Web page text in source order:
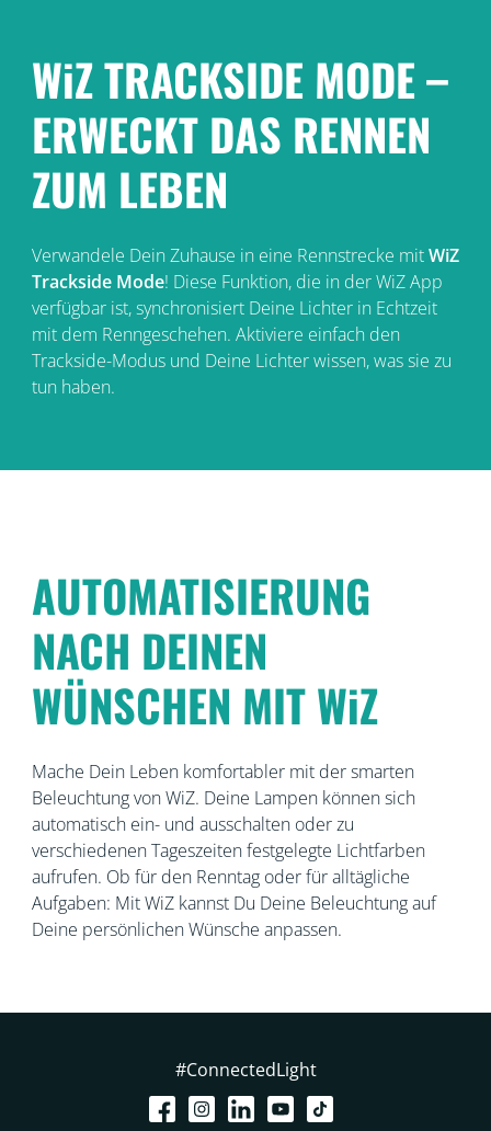
WiZ TRACKSIDE MODE –
ERWECKT DAS RENNEN
ZUM LEBEN
Verwandele Dein Zuhause in eine Rennstrecke mitWiZ
Trackside Mode! Diese Funktion, die in der WiZ App
verfügbar ist, synchronisiert Deine Lichter in Echtzeit
mit dem Renngeschehen. Aktiviere einfach den
Trackside-Modus und Deine Lichter wissen, was sie zu
tun haben.
AUTOMATISIERUNG
NACH DEINEN
WÜNSCHEN MIT WiZ
Mache Dein Leben komfortabler mit der smarten
Beleuchtung von WiZ. Deine Lampen können sich
automatisch ein- und ausschalten oder zu
verschiedenen Tageszeiten festgelegte Lichtfarben
aufrufen. Ob für den Renntag oder für alltägliche
Aufgaben: Mit WiZ kannst Du Deine Beleuchtung auf
Deine persönlichen Wünsche anpassen.
#ConnectedLight